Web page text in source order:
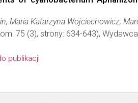
Maria Katarzyna Wojciechowicz,
75 (3), strony: 634-643),
publikacji